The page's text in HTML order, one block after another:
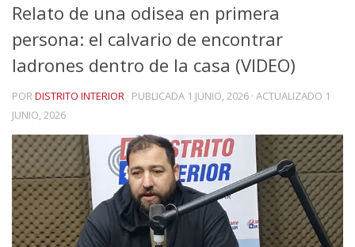
Relato de una odisea en primera
persona: el calvario de encontrar
ladrones dentro de la casa (VIDEO)
PORDISTRITO INTERIOR · PUBLICADA 1 JUNIO, 2026 · ACTUALIZADO 1
JUNIO, 2026